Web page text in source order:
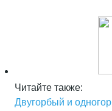
Читайте также:
Двугорбый и